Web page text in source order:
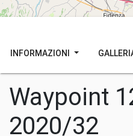
INFORMAZIONI
Waypoint
2020/32